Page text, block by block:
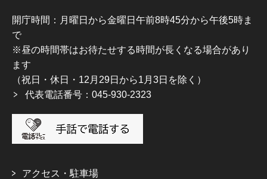
開庁時間：月曜日から金曜日午前8時45分から午後5時ま
で
※昼の時間帯はお待たせする時間が長くなる場合があり
ます
（祝日・休日・12月29日から1月3日を除く）
代表電話番号：045-930-2323
アクセス・駐車場